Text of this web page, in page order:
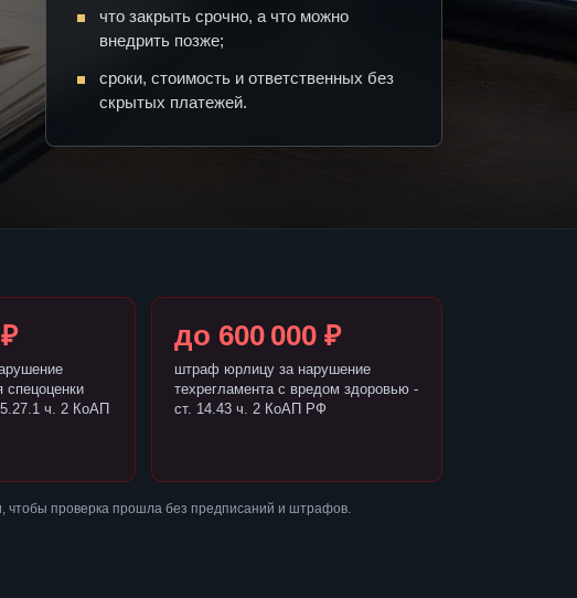
что закрыть срочно, а что можно
внедрить позже;
сроки, стоимость и ответственных без
скрытых платежей.
спецоценки
ч. 2 КоАП
до 600 000 ₽
штраф юрлицу за нарушение
техрегламента с вредом здоровью -
ст. 14.43 ч. 2 КоАП РФ
чтобы проверка прошла без предписаний и штрафов.